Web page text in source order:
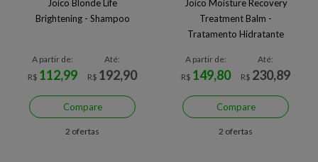
Joico Blonde Life
Brightening - Shampoo
A partir de:
R$ 112,99
Até:
R$ 192,90
Compare
2 ofertas
Joico Moisture Recovery
Treatment Balm -
Tratamento Hidratante
A partir de:
R$ 149,80
Até:
R$ 230,89
Compare
2 ofertas